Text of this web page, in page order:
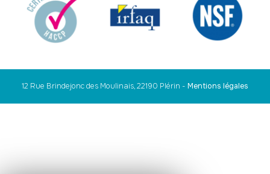
12 Rue Brindejonc des Moulinais, 22190 Plérin - Mentions légales